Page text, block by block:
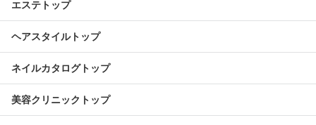
エステトップ
ヘアスタイルトップ
ネイルカタログトップ
美容クリニックトップ